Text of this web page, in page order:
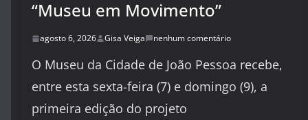
“Museu em Movimento”
agosto 6, 2026 Gisa Veiga nenhum comentário
O Museu da Cidade de João Pessoa recebe,
entre esta sexta-feira (7) e domingo (9), a
primeira edição do projeto